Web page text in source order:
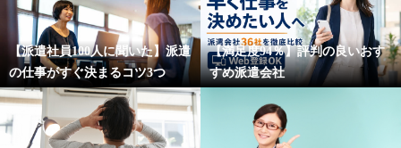
【派遣社員100人に聞いた】派遣
の仕事がすぐ決まるコツ3つ
【満足度94％】評判の良いおす
すめ派遣会社